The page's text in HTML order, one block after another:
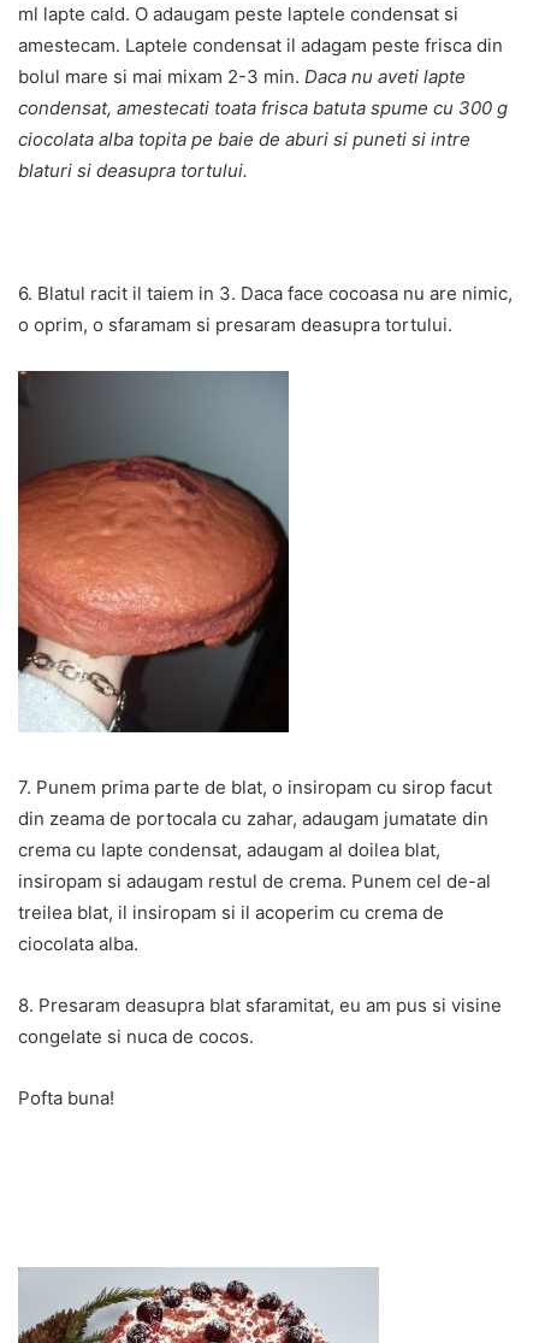
ml lapte cald. O adaugam peste laptele condensat si
amestecam. Laptele condensat il adagam peste frisca din
bolul mare si mai mixam 2-3 min. Daca nu aveti lapte
condensat, amestecati toata frisca batuta spume cu 300 g
ciocolata alba topita pe baie de aburi si puneti si intre
blaturi si deasupra tortului.
6. Blatul racit il taiem in 3. Daca face cocoasa nu are nimic,
o oprim, o sfaramam si presaram deasupra tortului.
7. Punem prima parte de blat, o insiropam cu sirop facut
din zeama de portocala cu zahar, adaugam jumatate din
crema cu lapte condensat, adaugam al doilea blat,
insiropam si adaugam restul de crema. Punem cel de-al
treilea blat, il insiropam si il acoperim cu crema de
ciocolata alba.
8. Presaram deasupra blat sfaramitat, eu am pus si visine
congelate si nuca de cocos.
Pofta buna!